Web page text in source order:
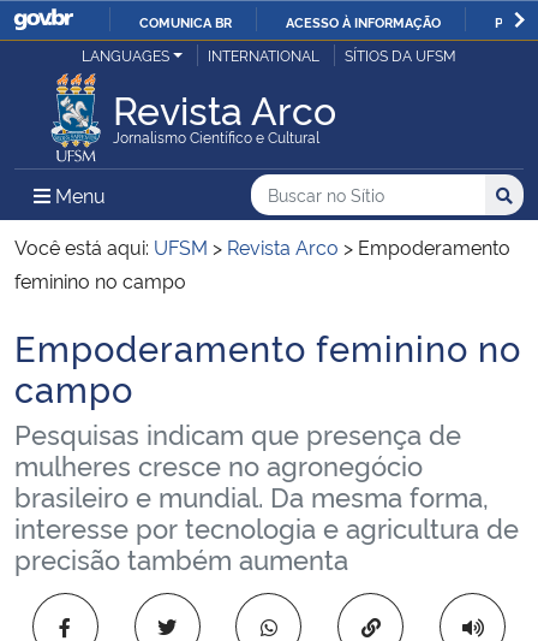
IR
O
COMUNICA BR ACESSO À INFORMAÇÃO
Ministério da Justiça e Segurança Pública
Ministério da Defesa
Ministério das Relações Exteriores
Ministério da Infraestrutura
Ministério da Agricultura, Pecuária e Abastecimento
Ministério da Educação
Ministério da Cidadania
Ministério da Saúde
LANGUAGES INTERNATIONAL SÍTIOS DA UFSM
Revista Arco
Jornalismo Científico e Cultural
Menu Menu Principal do Sítio
Busca
Buscar no no Sítio
Busca:
Você está aqui: UFSM > Revista Arco > Empoderamento
feminino no campo
Início do conteúdo
Empoderamento feminino no
campo
Pesquisas indicam que presença de
mulheres cresce no agronegócio
brasileiro e mundial. Da mesma forma,
interesse por tecnologia e agricultura de
precisão também aumenta
Copiar para área